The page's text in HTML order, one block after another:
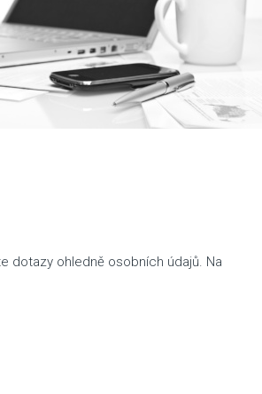
dotazy ohledně osobních údajů. Na